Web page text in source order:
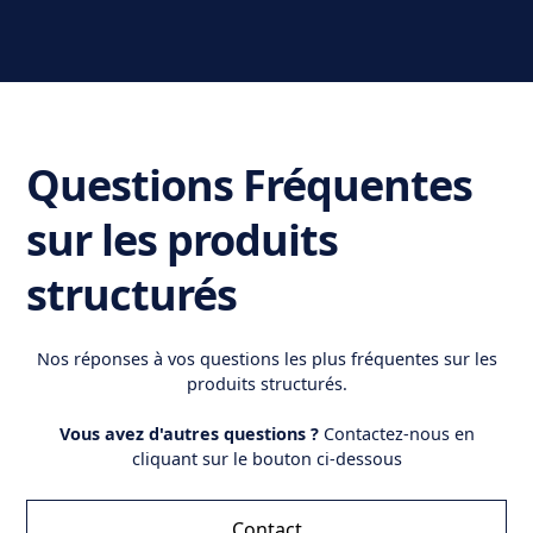
Questions Fréquentes
sur les produits
structurés
Nos réponses à vos questions les plus fréquentes sur les
produits structurés.
Vous avez d'autres questions ? Contactez-nous en
cliquant sur le bouton ci-dessous